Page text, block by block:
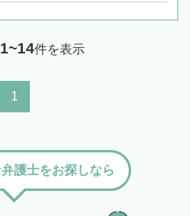
1~14件を表示
1
護士をお探しなら